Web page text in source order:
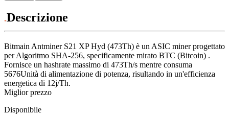
Descrizione
Bitmain Antminer S21 XP Hyd (473Th) è un ASIC miner progettato
per Algoritmo SHA-256, specificamente mirato BTC (Bitcoin) .
Fornisce un hashrate massimo di 473Th/s mentre consuma
5676Unità di alimentazione di potenza, risultando in un'efficienza
energetica di 12j/Th.
Miglior prezzo
Disponibile